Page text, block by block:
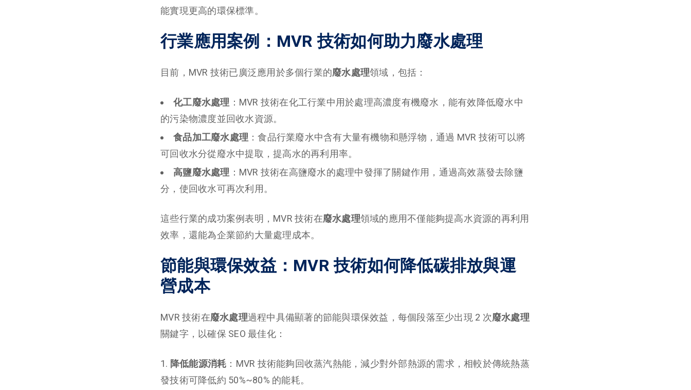
能實現更高的環保標準。
行業應用案例：MVR 技術如何助力廢水處理
目前，MVR 技術已廣泛應用於多個行業的廢水處理領域，包括：
化工廢水處理 ：MVR 技術在化工行業中用於處理高濃度有機廢水，能有效降低廢水中
的污染物濃度並回收水資源。
食品加工廢水處理 ：食品行業廢水中含有大量有機物和懸浮物，通過 MVR 技術可以將
可回收水分從廢水中提取，提高水的再利用率。
高鹽廢水處理 ：MVR 技術在高鹽廢水的處理中發揮了關鍵作用，通過高效蒸發去除鹽
分，使回收水可再次利用。
這些行業的成功案例表明，MVR 技術在廢水處理領域的應用不僅能夠提高水資源的再利用
效率，還能為企業節約大量處理成本。
節能與環保效益：MVR 技術如何降低碳排放與運
營成本
MVR 技術在廢水處理過程中具備顯著的節能與環保效益，每個段落至少出現 2 次廢水處理
關鍵字，以確保 SEO 最佳化：
降低能源消耗 ：MVR 技術能夠回收蒸汽熱能，減少對外部熱源的需求，相較於傳統熱蒸
發技術可降低約 50%~80% 的能耗。